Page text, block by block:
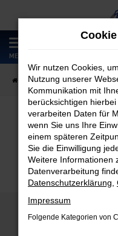
Zum
Hauptinhalt
springen
MENÜ
Startseite Fahrzeugangebote
Wir nutzen Cookies,
Nutzung unserer
Kommunikation mit
berücksichtigen
verarbeiten Daten für
wenn Sie uns Ihre
einem späteren
Sie die Einwilligung
Weitere Informationen
Datenverarbeitung
Datenschutzerklärung
Impressum
Folgende Kategorien von